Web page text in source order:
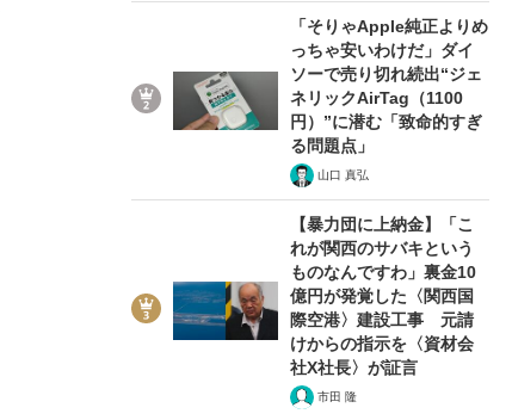
「そりゃApple純正よりめ
っちゃ安いわけだ」ダイ
ソーで売り切れ続出“ジェ
ネリックAirTag（1100
円）”に潜む「致命的すぎ
る問題点」
山口 真弘
【暴力団に上納金】「こ
れが関西のサバキという
ものなんですわ」裏金10
億円が発覚した〈関西国
際空港〉建設工事 元請
けからの指示を〈資材会
社X社長〉が証言
市田 隆